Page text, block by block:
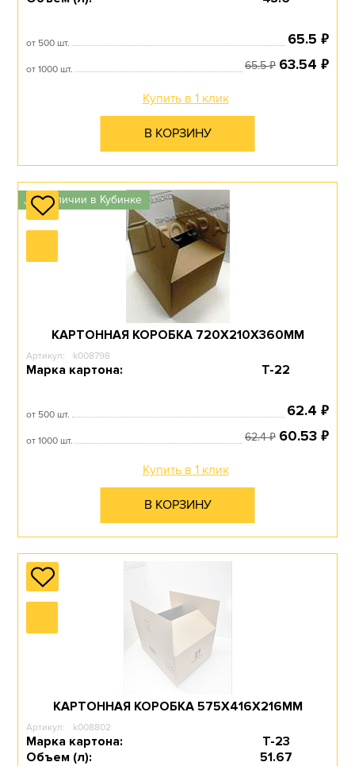
ПЯТИСЛОЙНЫЕ
Перейти в раздел
ТРЕХСЛОЙНЫЕ
Перейти в раздел
КОНСТРУКЦИЯ 0427
Перейти в раздел
Перейти в раздел
С МНОГОЦВЕТНОЙ
ПЕЧАТЬЮ
от 500 шт. 65.5 ₽
от 1000 шт. 65.5₽ 63.54 ₽
Купить в 1 клик
В КОРЗИНУ
✓ в наличии в Кубинке
КАРТОННАЯ КОРОБКА 720Х210Х360ММ
Артикул: k008798
Марка картона: Т-22
от 500 шт. 62.4 ₽
от 1000 шт. 62.4₽ 60.53 ₽
Купить в 1 клик
В КОРЗИНУ
КАРТОННАЯ КОРОБКА 575Х416Х216ММ
Артикул: k008802
Марка картона:
Т-23
Объем (л):
51.67